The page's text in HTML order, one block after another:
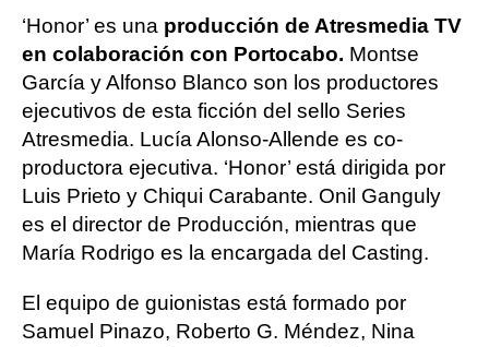
‘Honor’ es una producción de Atresmedia TV
en colaboración con Portocabo. Montse
García y Alfonso Blanco son los productores
ejecutivos de esta ficción del sello Series
Atresmedia. Lucía Alonso-Allende es co-
productora ejecutiva. ‘Honor’ está dirigida por
Luis Prieto y Chiqui Carabante. Onil Ganguly
es el director de Producción, mientras que
María Rodrigo es la encargada del Casting.
El equipo de guionistas está formado por
Samuel Pinazo, Roberto G. Méndez, Nina